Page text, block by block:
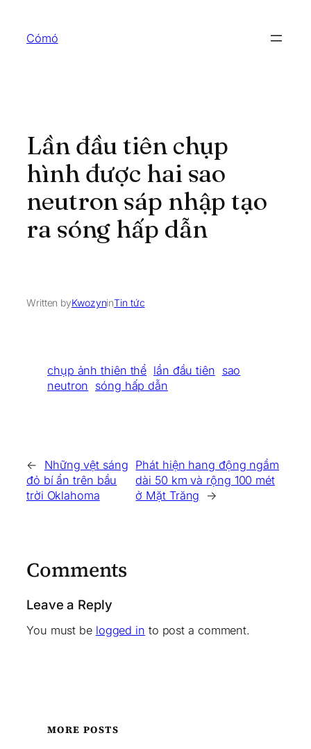
content
Cómó
Lần đầu tiên chụp
hình được hai sao
neutron sáp nhập tạo
ra sóng hấp dẫn
Written byKwozyninTin tức
chụp ảnh thiên thể lần đầu tiên sao
neutron sóng hấp dẫn
←
Những vệt sáng
đỏ bí ẩn trên bầu
trời Oklahoma
Phát hiện hang động ngầm
dài 50 km và rộng 100 mét
ở Mặt Trăng
→
Comments
Leave a Reply
You must be logged in to post a comment.
MORE POSTS